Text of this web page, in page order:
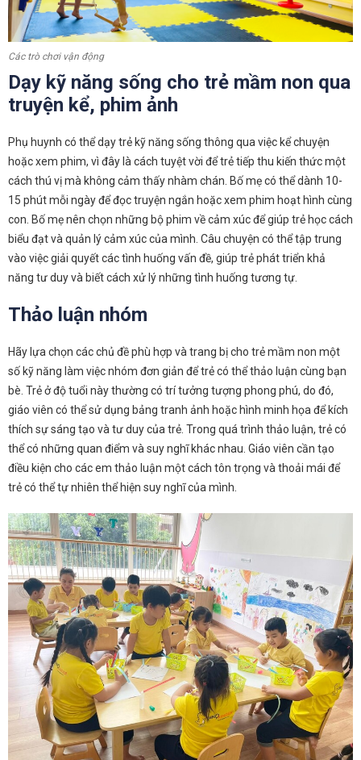
Các trò chơi vận động
Dạy kỹ năng sống cho trẻ mầm non qua
truyện kể, phim ảnh
Phụ huynh có thể dạy trẻ kỹ năng sống thông qua việc kể chuyện
hoặc xem phim, vì đây là cách tuyệt vời để trẻ tiếp thu kiến ​​thức một
cách thú vị mà không cảm thấy nhàm chán. Bố mẹ có thể dành 10-
15 phút mỗi ngày để đọc truyện ngắn hoặc xem phim hoạt hình cùng
con. Bố mẹ nên chọn những bộ phim về cảm xúc để giúp trẻ học cách
biểu đạt và quản lý cảm xúc của mình. Câu chuyện có thể tập trung
vào việc giải quyết các tình huống vấn đề, giúp trẻ phát triển khả
năng tư duy và biết cách xử lý những tình huống tương tự.
Thảo luận nhóm
Hãy lựa chọn các chủ đề phù hợp và trang bị cho trẻ mầm non một
số kỹ năng làm việc nhóm đơn giản để trẻ có thể thảo luận cùng bạn
bè. Trẻ ở độ tuổi này thường có trí tưởng tượng phong phú, do đó,
giáo viên có thể sử dụng bảng tranh ảnh hoặc hình minh họa để kích
thích sự sáng tạo và tư duy của trẻ. Trong quá trình thảo luận, trẻ có
thể có những quan điểm và suy nghĩ khác nhau. Giáo viên cần tạo
điều kiện cho các em thảo luận một cách tôn trọng và thoải mái để
trẻ có thể tự nhiên thể hiện suy nghĩ của mình.